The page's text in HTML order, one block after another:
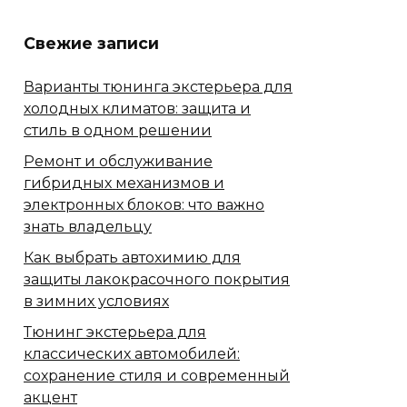
Свежие записи
Варианты тюнинга экстерьера для
холодных климатов: защита и
стиль в одном решении
Ремонт и обслуживание
гибридных механизмов и
электронных блоков: что важно
знать владельцу
Как выбрать автохимию для
защиты лакокрасочного покрытия
в зимних условиях
Тюнинг экстерьера для
классических автомобилей:
сохранение стиля и современный
акцент